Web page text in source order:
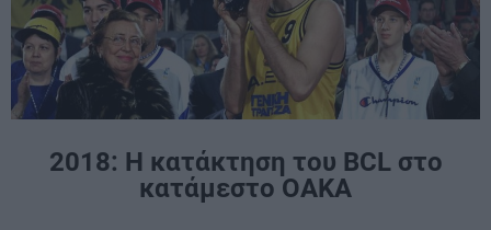
2018: Η κατάκτηση του BCL στο
κατάμεστο ΟΑΚΑ